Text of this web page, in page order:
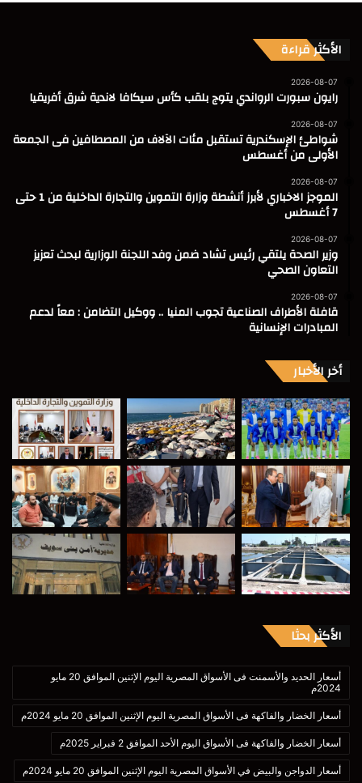
الأكثر قراءة
2026-08-07
رايون سبورت الرواندي يتوج بلقب كأس سيكافا لاندية شرق أفريقيا
2026-08-07
شواطئ الإسكندرية تستقبل مئات الآلاف من المصطافين فى الجمعة
الأولى من أغسطس
2026-08-07
الموجز الاخباري لأبرز أنشطة وزارة التموين والتجارة الداخلية من 1 حتى
7 أغسطس
2026-08-07
وزير الصحة يلتقي رئيس تشاد ضمن وفد اللجنة الوزارية لبحث تعزيز
التعاون الصحي
2026-08-07
قافلة الأطراف الصناعية تجوب المنيا .. ووكيل التضامن : معاً لدعم
المبادرات الإنسانية
أخر الأخبار
الأكثر بحثا
أسعار الحديد والأسمنت فى الأسواق المصرية اليوم الإثنين الموافق 20 مايو
2024م
أسعار الخضار والفاكهة فى الأسواق المصرية اليوم الإثنين الموافق 20 مايو 2024م
أسعار الخضار والفاكهة فى الأسواق اليوم الأحد الموافق 2 فبراير 2025م
أسعار الدواجن والبيض في الأسواق المصرية اليوم الإثنين الموافق 20 مايو 2024م